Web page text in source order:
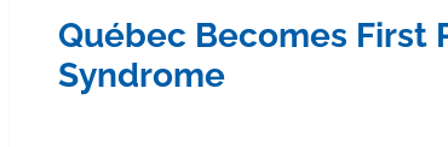
Québec Becomes First
Syndrome